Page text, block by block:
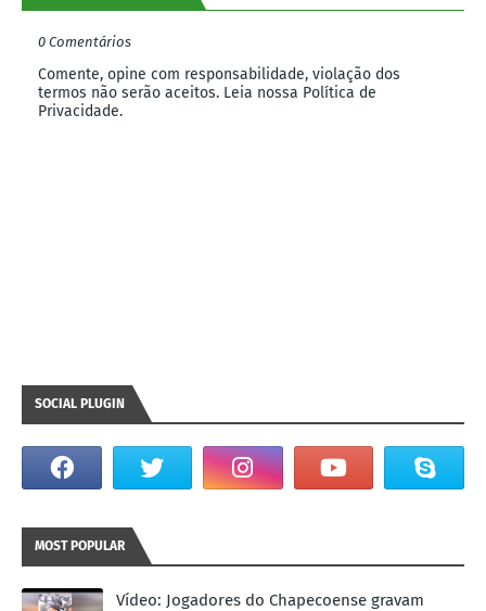
0 Comentários
Comente, opine com responsabilidade, violação dos
termos não serão aceitos. Leia nossa Política de
Privacidade.
SOCIAL PLUGIN
MOST POPULAR
Vídeo: Jogadores do Chapecoense gravam